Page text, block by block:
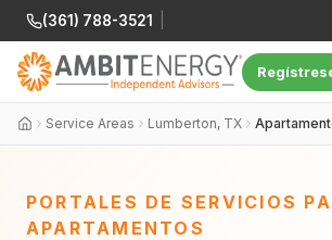
(361) 788-3521
Service Areas Lumberton, TX
PORTALES DE SERVICIOS
APARTAMENTOS